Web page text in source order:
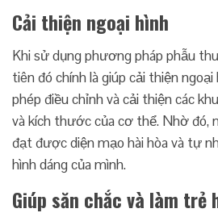
Cải thiện ngoại hình
Khi sử dụng phương pháp phẫu
tiên đó chính là giúp cải thiện
phép điều chỉnh và cải thiện các
và kích thước của cơ thể. Nhờ đó,
đạt được diện mạo hài hòa và tự
hình dáng của mình.
Giúp săn chắc và làm trẻ